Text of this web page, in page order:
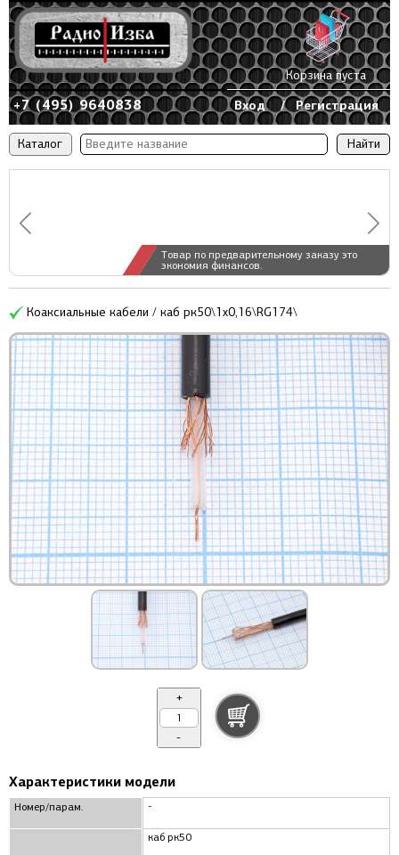
Каталог
Товар по предварительному заказу это
экономия финансов.
+7 (495) 9640838 Вход / Регистрация
Корзина пуста
Коаксиальные кабели / каб рк50\1x0,16\RG174\
+
-
Характеристики модели
Номер/парам. -
каб рк50